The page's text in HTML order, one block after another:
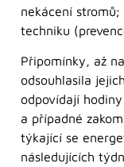
nekácení
techniku
Připomínky, až
odsouhlasila
odpovídají
a případné
týkající se
následujících